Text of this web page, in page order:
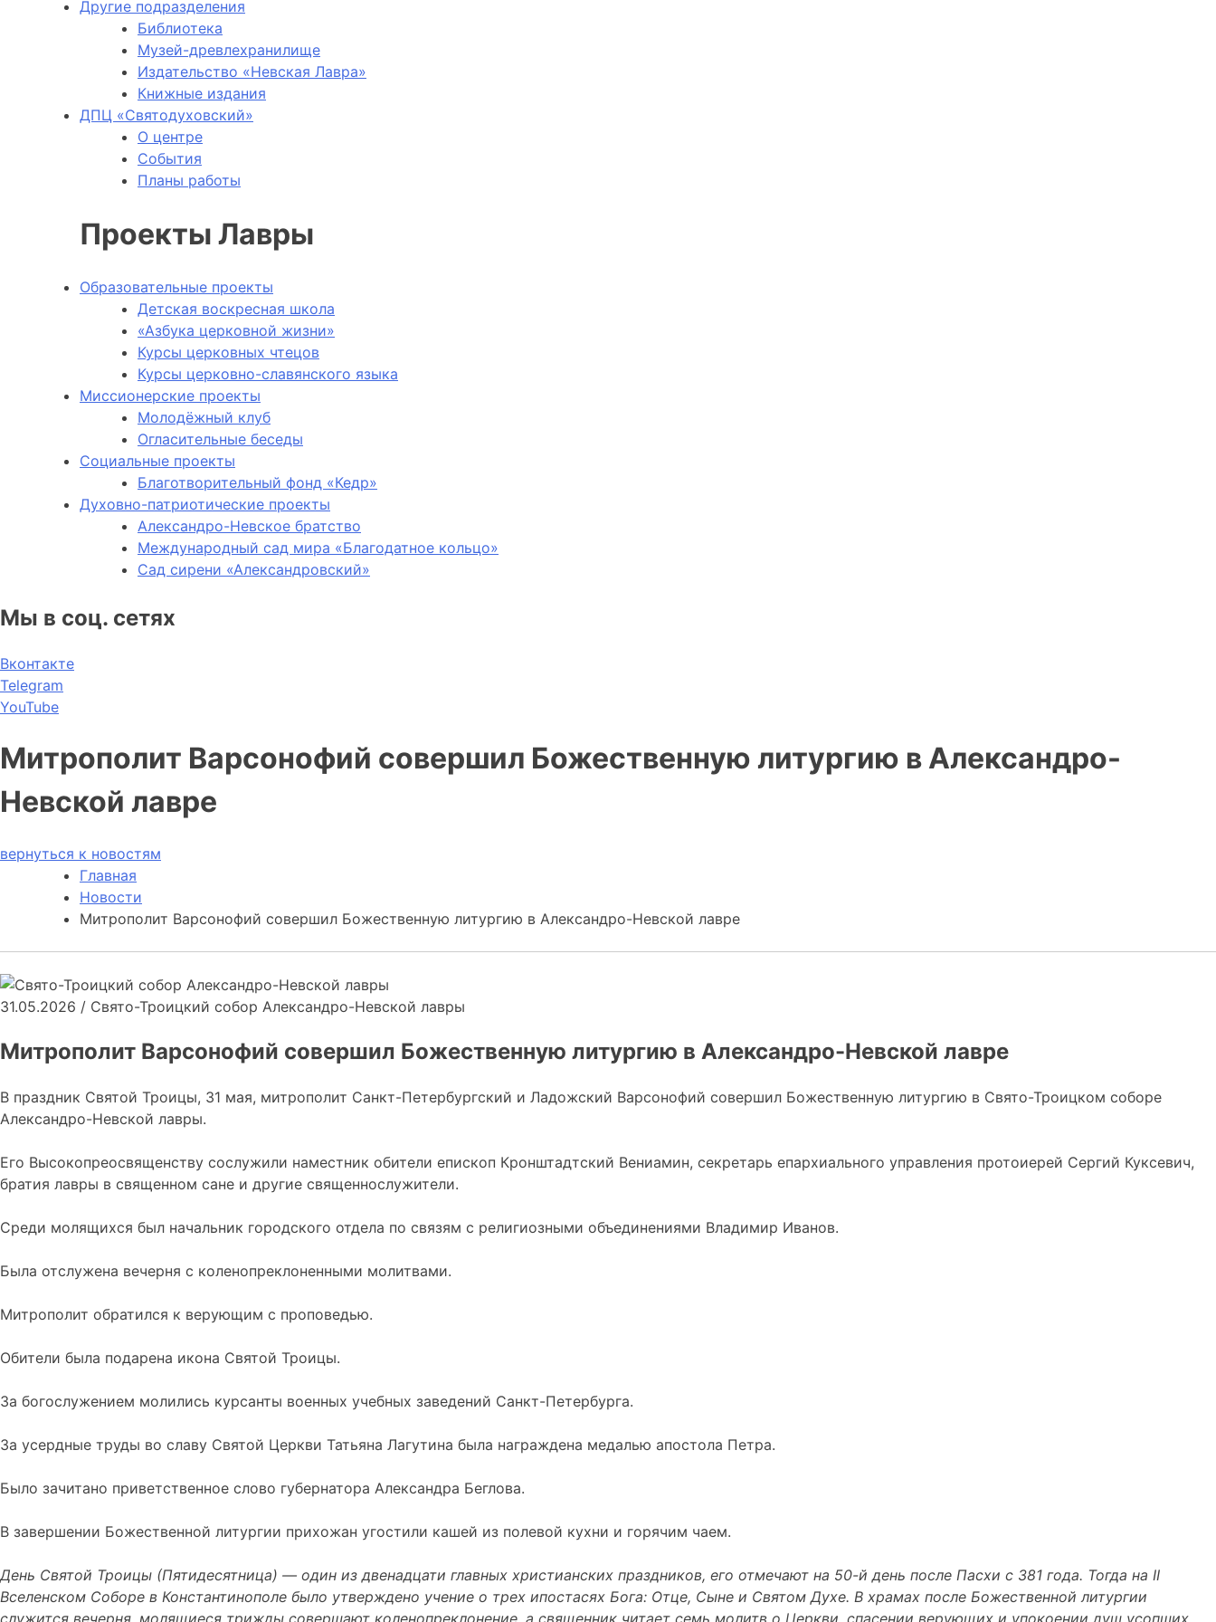
Другие подразделения
Библиотека
Музей-древлехранилище
Издательство «Невская Лавра»
Книжные издания
ДПЦ «Святодуховский»
О центре
События
Планы работы
Проекты Лавры
Образовательные проекты
Детская воскресная школа
«Азбука церковной жизни»
Курсы церковных чтецов
Курсы церковно-славянского языка
Миссионерские проекты
Молодёжный клуб
Огласительные беседы
Социальные проекты
Благотворительный фонд «Кедр»
Духовно-патриотические проекты
Александро-Невское братство
Международный сад мира «Благодатное кольцо»
Сад сирени «Александровский»
Мы в соц. сетях
Вконтакте
Telegram
YouTube
Митрополит Варсонофий совершил Божественную литургию в Александро-
Невской лавре
вернуться к новостям
Главная
Новости
Митрополит Варсонофий совершил Божественную литургию в Александро-Невской лавре
31.05.2026 / Свято-Троицкий собор Александро-Невской лавры
Митрополит Варсонофий совершил Божественную литургию в Александро-Невской лавре
В праздник Святой Троицы, 31 мая, митрополит Санкт-Петербургский и Ладожский Варсонофий совершил Божественную литургию в Свято-Троицком соборе
Александро-Невской лавры.
Его Высокопреосвященству сослужили наместник обители епископ Кронштадтский Вениамин, секретарь епархиального управления протоиерей Сергий Куксевич,
братия лавры в священном сане и другие священнослужители.
Среди молящихся был начальник городского отдела по связям с религиозными объединениями Владимир Иванов.
Была отслужена вечерня с коленопреклоненными молитвами.
Митрополит обратился к верующим с проповедью.
Обители была подарена икона Святой Троицы.
За богослужением молились курсанты военных учебных заведений Санкт-Петербурга.
За усердные труды во славу Святой Церкви Татьяна Лагутина была награждена медалью апостола Петра.
Было зачитано приветственное слово губернатора Александра Беглова.
В завершении Божественной литургии прихожан угостили кашей из полевой кухни и горячим чаем.
День Святой Троицы (Пятидесятница) — один из двенадцати главных христианских праздников, его отмечают на 50-й день после Пасхи с 381 года. Тогда на II
Вселенском Соборе в Константинополе было утверждено учение о трех ипостасях Бога: Отце, Сыне и Святом Духе. В храмах после Божественной литургии